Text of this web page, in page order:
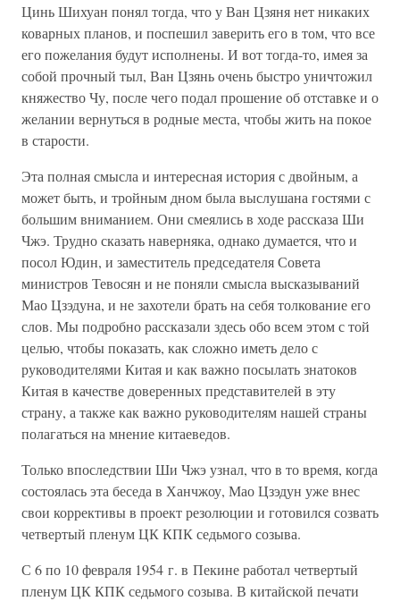
Цинь Шихуан понял тогда, что у Ван Цзяня нет никаких
коварных планов, и поспешил заверить его в том, что все
его пожелания будут исполнены. И вот тогда-то, имея за
собой прочный тыл, Ван Цзянь очень быстро уничтожил
княжество Чу, после чего подал прошение об отставке и о
желании вернуться в родные места, чтобы жить на покое
в старости.
Эта полная смысла и интересная история с двойным, а
может быть, и тройным дном была выслушана гостями с
большим вниманием. Они смеялись в ходе рассказа Ши
Чжэ. Трудно сказать наверняка, однако думается, что и
посол Юдин, и заместитель председателя Совета
министров Тевосян и не поняли смысла высказываний
Мао Цзэдуна, и не захотели брать на себя толкование его
слов. Мы подробно рассказали здесь обо всем этом с той
целью, чтобы показать, как сложно иметь дело с
руководителями Китая и как важно посылать знатоков
Китая в качестве доверенных представителей в эту
страну, а также как важно руководителям нашей страны
полагаться на мнение китаеведов.
Только впоследствии Ши Чжэ узнал, что в то время, когда
состоялась эта беседа в Ханчжоу, Мао Цзэдун уже внес
свои коррективы в проект резолюции и готовился созвать
четвертый пленум ЦК КПК седьмого созыва.
С 6 по 10 февраля 1954 г. в Пекине работал четвертый
пленум ЦК КПК седьмого созыва. В китайской печати